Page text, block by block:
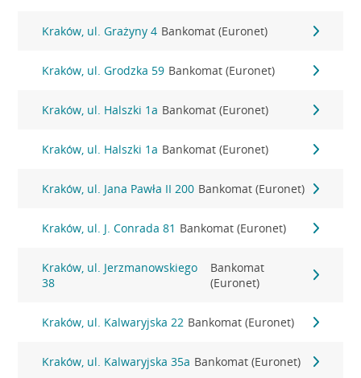
Kraków, ul. Grażyny 4 Bankomat (Euronet)
Kraków, ul. Grodzka 59 Bankomat (Euronet)
Kraków, ul. Halszki 1a Bankomat (Euronet)
Kraków, ul. Halszki 1a Bankomat (Euronet)
Kraków, ul. Jana Pawła II 200 Bankomat (Euronet)
Kraków, ul. J. Conrada 81 Bankomat (Euronet)
Kraków, ul. Jerzmanowskiego
38
Bankomat
(Euronet)
Kraków, ul. Kalwaryjska 22 Bankomat (Euronet)
Kraków, ul. Kalwaryjska 35a Bankomat (Euronet)